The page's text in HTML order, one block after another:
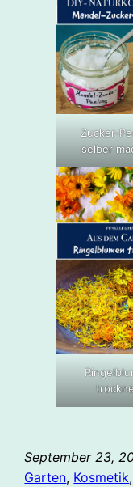
Zucker-
selber
September 23,
Garten, Kosmetik,